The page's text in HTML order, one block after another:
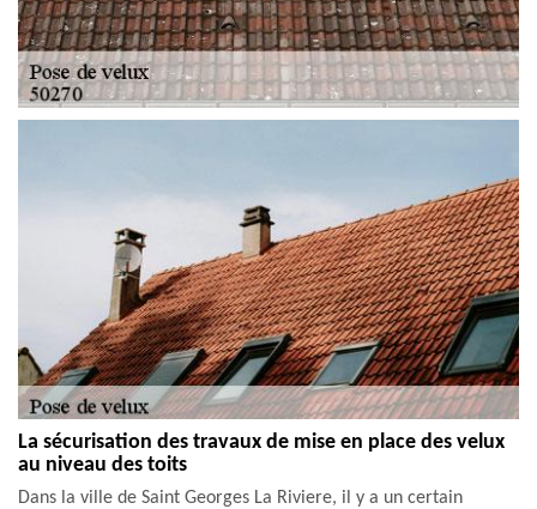
La sécurisation des travaux de mise en place des velux
au niveau des toits
Dans la ville de Saint Georges La Riviere, il y a un certain